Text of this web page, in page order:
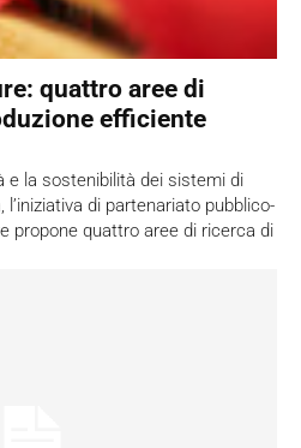
quattro aree di
efficiente
di partenariato pubblico-
propone quattro aree di ricerca di